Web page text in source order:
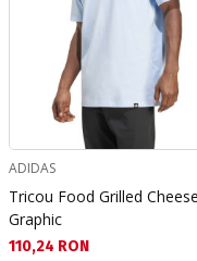
ADIDAS
Tricou Food Grilled Cheese
Graphic
Текуща цена:
110,24 RON